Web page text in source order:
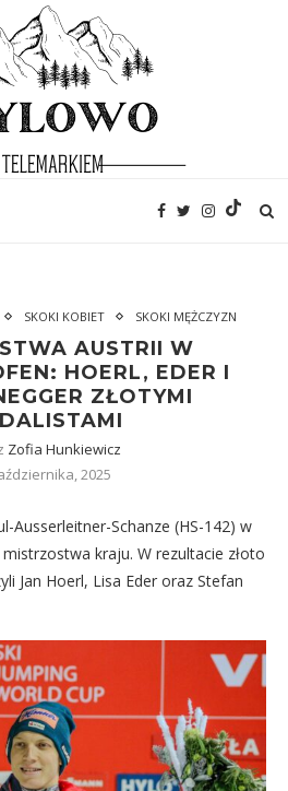
SKOKI KOBIET SKOKI MĘŻCZYZN
AUSTRII W
HOERL, EDER I
ZŁOTYMI
Zofia Hunkiewicz
2025
Ausserleitner-Schanze (HS-142) w
kraju. W rezultacie złoto
Jan Hoerl, Lisa Eder oraz Stefan